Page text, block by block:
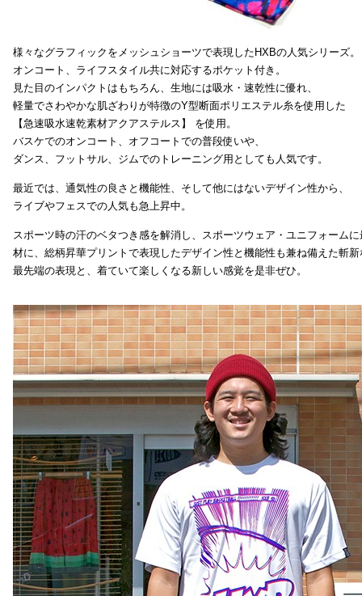
様々なグラフィックをメッシュショーツで表現したHXBの人気シリーズ。
オンコート、ライフスタイル共に対応するポケット付き。
見た目のインパクトはもちろん、生地には吸水・速乾性に優れ、
軽量でさわやかな肌ざわりが特徴のY型断面ポリエステル糸を使用した
【急速吸水速乾素材アクアステルス】 を使用。
バスケでのオンコート、オフコートでの普段使いや、
ダンス、フットサル、ジムでのトレーニング用としても人気です。
最近では、通気性の良さと機能性、そして他にはないデザイン性から、
ライブやフェスでの人気も急上昇中。
スポーツ時の汗のベタつき感を解消し、スポーツウェア・ユニフォーム
材に、総柄昇華プリントで表現したデザイン性と機能性も兼ね備えた斬
最先端の表現と、着ていて楽しくなる新しい感覚を是非ぜひ。